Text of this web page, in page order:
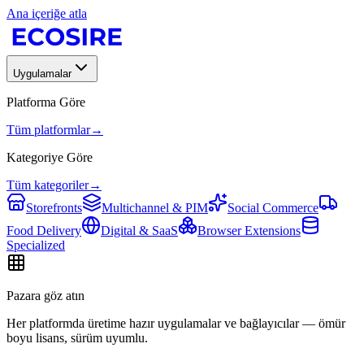
Ana içeriğe atla
Uygulamalar
Platforma Göre
Tüm platformlar→
Kategoriye Göre
Tüm kategoriler→
Storefronts
Multichannel & PIM
Social Commerce
Food Delivery
Digital & SaaS
Browser Extensions
Specialized
Pazara göz atın
Her platformda üretime hazır uygulamalar ve bağlayıcılar — ömür
boyu lisans, sürüm uyumlu.